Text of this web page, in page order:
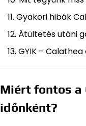
Gyakori hibák
Átültetés utáni
GYIK –
Miért fontos a
időnként?